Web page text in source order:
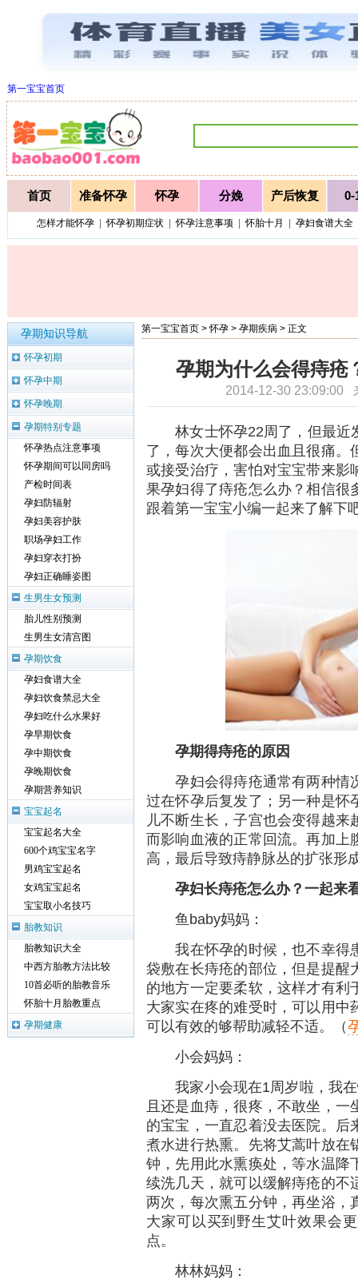
第一宝宝首页
首页 准备怀孕 怀孕 分娩 产后恢复 0-
怎样才能怀孕 |怀孕初期症状 |怀孕注意事项 |怀胎十月 孕妇食谱大全
第一宝宝首页 >怀孕 > 孕期疾病 > 正文
孕期为什么会得痔疮
2014-12-30 23:09:00
林女士怀孕22周了，但最近
了，每次大便都会出血且很痛。
或接受治疗，害怕对宝宝带来影
果孕妇得了痔疮怎么办？相信很
跟着第一宝宝小编一起来了解下
孕期得痔疮的原因
孕妇会得痔疮通常有两种情
过在怀孕后复发了；另一种是怀
儿不断生长，子宫也会变得越
而影响血液的正常回流。再加上
高，最后导致痔静脉丛的扩张形
孕妇长痔疮怎么办？一起来
鱼baby妈妈：
我在怀孕的时候，也不幸得
袋敷在长痔疮的部位，但是提醒
的地方一定要柔软，这样才有利
大家实在疼的难受时，可以用中
可以有效的够帮助减轻不适。（
小会妈妈：
我家小会现在1周岁啦，我在
且还是血痔，很疼，不敢坐，
的宝宝，一直忍着没去医院。后
煮水进行热熏。先将艾蒿叶放在
钟，先用此水熏痪处，等水温降
续洗几天，就可以缓解痔疮的不
两次，每次熏五分钟，再坐浴，
大家可以买到野生艾叶效果会
点。
林林妈妈：
孕期知识导航
怀孕初期
怀孕中期
怀孕晚期
孕期特别专题
怀孕热点注意事项
怀孕期间可以同房吗
产检时间表
孕妇防辐射
孕妇美容护肤
职场孕妇工作
孕妇穿衣打扮
孕妇正确睡姿图
生男生女预测
胎儿性别预测
生男生女清宫图
孕期饮食
孕妇食谱大全
孕妇饮食禁忌大全
孕妇吃什么水果好
孕早期饮食
孕中期饮食
孕晚期饮食
孕期营养知识
宝宝起名
宝宝起名大全
600个鸡宝宝名字
男鸡宝宝起名
女鸡宝宝起名
宝宝取小名技巧
胎教知识
胎教知识大全
中西方胎教方法比较
10首必听的胎教音乐
怀胎十月胎教重点
孕期健康